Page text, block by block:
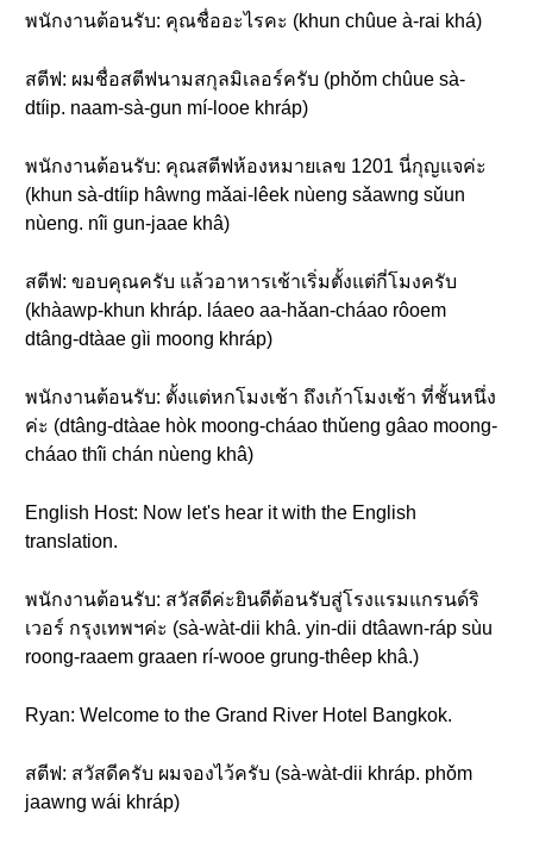
พนักงานต้อนรับ: คุณชื่ออะไรคะ (khun chûue à-rai khá)
สตีฟ: ผมชื่อสตีฟนามสกุลมิเลอร์ครับ (phǒm chûue sà-
dtíip. naam-sà-gun mí-looe khráp)
พนักงานต้อนรับ: คุณสตีฟห้องหมายเลข 1201 นี่กุญแจค่ะ
(khun sà-dtíip hâwng mǎai-lêek nùeng sǎawng sǔun
nùeng. nîi gun-jaae khâ)
สตีฟ: ขอบคุณครับ แล้วอาหารเช้าเริ่มตั้งแต่กี่โมงครับ
(khàawp-khun khráp. láaeo aa-hǎan-cháao rôoem
dtâng-dtàae gìi moong khráp)
พนักงานต้อนรับ: ตั้งแต่หกโมงเช้า ถึงเก้าโมงเช้า ที่ชั้นหนึ่ง
ค่ะ (dtâng-dtàae hòk moong-cháao thǔeng gâao moong-
cháao thîi chán nùeng khâ)
English Host: Now let's hear it with the English
translation.
พนักงานต้อนรับ: สวัสดีค่ะยินดีต้อนรับสู่โรงแรมแกรนด์ริ
เวอร์ กรุงเทพฯค่ะ (sà-wàt-dii khâ. yin-dii dtâawn-ráp sùu
roong-raaem graaen rí-wooe grung-thêep khâ.)
Ryan: Welcome to the Grand River Hotel Bangkok.
สตีฟ: สวัสดีครับ ผมจองไว้ครับ (sà-wàt-dii khráp. phǒm
jaawng wái khráp)